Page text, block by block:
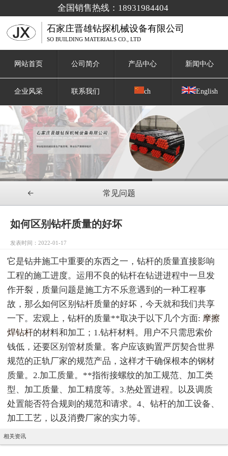
全国销售热线：18931984404
石家庄晋雄钻探机械设备有限公司
SO BUILDING MATERIALS CO., LTD
网站首页 公司简介 产品中心 新闻中心
企业风采 联系我们 ch English
常见问题
如何区别钻杆质量的好坏
发表时间：2022-01-17
它是钻井施工中重要的东西之一，钻杆的质量直接影响
工程的施工进度。运用不良的钻杆在钻进进程中一旦发
作开裂，质量问题是施工方不乐意遇到的一种工程事
故，那么如何区别钻杆质量的好坏，今天就和我们共享
一下。宏观上，钻杆的质量**取决于以下几个方面: 摩擦
焊钻杆的材料和加工；1.钻杆材料。用户不只需思索价
钱低，还要区别管材质量。客户应该购置严厉契合世界
规范的正轨厂家的规范产品，这样才干确保根本的钢材
质量。2.加工质量。**指衔接螺纹的加工规范、加工类
型、加工质量、加工精度等。3.热处置进程。以及调质
处置能否符合规则的规范和请求。4、钻杆的加工设备、
加工工艺，以及消费厂家的实力等。
相关资讯